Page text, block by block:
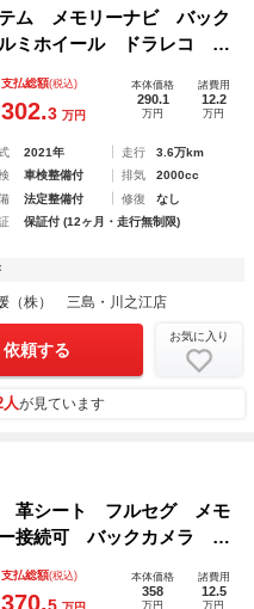
ム メモリーナビ バック
ミホイール ドラレコ ス
ロール ＥＴＣ 盗難防止
防止機能
支払総額(税込)
302.3 万円
本体価格
290.1
万円
諸費用
12.2
万円
2021年 走行
3.6万km
車検整備付 排気
2000cc
法定整備付 修復
なし
保証付 (12ヶ月・走行無制限)
（株） 三島・川之江店
頼する
お気に入り
人が見ています
革シート フルセグ メモ
接続可 バックカメラ 衝
コ ＬＥＤヘッドランプ
支払総額(税込)
370.
本体価格
358
万円
諸費用
12.5
万円